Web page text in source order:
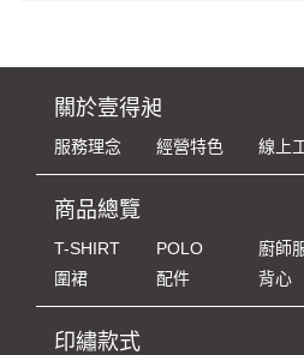
關於壹得昶
服務理念 經營特色 線上
商品總覽
T-SHIRT POLO 廚師
圍裙
配件 背心
印繡款式